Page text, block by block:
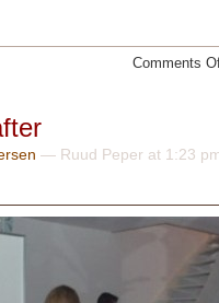
Comments
— Ruud Peper at 1:23